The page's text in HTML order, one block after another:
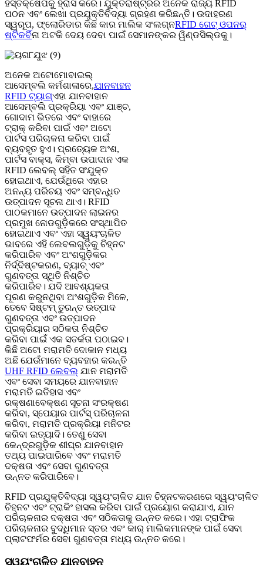
ହସ୍ତକ୍ଷେପକୁ ହ୍ରାସ କରେ। ଯୁକ୍ତରାଷ୍ଟ୍ରର ଅନେକ ରାଜ୍ୟ RFID
ପଠନ ଏବଂ ଲେଖା ପ୍ରଯୁକ୍ତିବିଦ୍ୟା ଗ୍ରହଣ କରିଛନ୍ତି। ଉଦାହରଣ
ସ୍ୱରୂପ, ଫ୍ଲୋରିଡାର କିଛି କାର ମାଲିକ ସଂଲଗ୍ନRFID ଗେଟ୍ ଓପନର୍
ଷ୍ଟିକର୍ବିନା ଅଟକି ଦେୟ ଦେବା ପାଇଁ ସେମାନଙ୍କର ୱିଣ୍ଡସିଲ୍ଡକୁ।
ଅନେକ ଅଟୋମୋବାଇଲ୍
ଆସେମ୍ବଲି କର୍ମଶାଳାରେ,ଯାନବାହନ
RFID ଟ୍ୟାଗ୍ଏହା ଯାନବାହାନ
ଆସେମ୍ବଲି ପ୍ରକ୍ରିୟା ଏବଂ ଯାଞ୍ଚ,
ଗୋଦାମ ଭିତରେ ଏବଂ ବାହାରେ
ଟ୍ରାକ୍ କରିବା ପାଇଁ ଏବଂ ଅଟୋ
ପାର୍ଟସ ପରିଚାଳନା କରିବା ପାଇଁ
ବ୍ୟବହୃତ ହୁଏ। ପ୍ରତ୍ୟେକ ଅଂଶ,
ପାର୍ଟସ ବାକ୍ସ, କିମ୍ବା ଉପାଦାନ ଏକ
RFID ଲେବଲ୍ ସହିତ ସଂଯୁକ୍ତ
ହୋଇଥାଏ, ଯେଉଁଥିରେ ଏହାର
ଅନନ୍ୟ ପରିଚୟ ଏବଂ ସମ୍ବନ୍ଧିତ
ଉତ୍ପାଦନ ସୂଚନା ଥାଏ। RFID
ପାଠକମାନେ ଉତ୍ପାଦନ ଲାଇନର
ପ୍ରମୁଖ ନୋଡଗୁଡ଼ିକରେ ସଂସ୍ଥାପିତ
ହୋଇଥାଏ ଏବଂ ଏହା ସ୍ୱୟଂଚାଳିତ
ଭାବରେ ଏହି ଲେବଲଗୁଡ଼ିକୁ ଚିହ୍ନଟ
କରିପାରିବ ଏବଂ ଅଂଶଗୁଡ଼ିକର
ନିର୍ଦ୍ଦିଷ୍ଟକରଣ, ବ୍ୟାଚ୍ ଏବଂ
ଗୁଣବତ୍ତା ସ୍ଥିତି ନିଶ୍ଚିତ
କରିପାରିବ। ଯଦି ଆବଶ୍ୟକତା
ପୂରଣ କରୁନଥିବା ଅଂଶଗୁଡ଼ିକ ମିଳେ,
ତେବେ ସିଷ୍ଟମ୍ ତୁରନ୍ତ ଉତ୍ପାଦ
ଗୁଣବତ୍ତା ଏବଂ ଉତ୍ପାଦନ
ପ୍ରକ୍ରିୟାର ସଠିକତା ନିଶ୍ଚିତ
କରିବା ପାଇଁ ଏକ ସତର୍କତା ପଠାଇବ।
କିଛି ଅଟୋ ମରାମତି ଦୋକାନ ମଧ୍ୟ
ଅଛି ଯେଉଁମାନେ ବ୍ୟବହାର କରନ୍ତି
UHF RFID ଲେବଲ୍ ଯାନ ମରାମତି
ଏବଂ ସେବା ସମୟରେ ଯାନବାହାନ
ମରାମତି ଇତିହାସ ଏବଂ
ରକ୍ଷଣାବେକ୍ଷଣ ସୂଚନା ସଂରକ୍ଷଣ
କରିବା, ସ୍ପେୟାର ପାର୍ଟସ୍ ପରିଚାଳନା
କରିବା, ମରାମତି ପ୍ରକ୍ରିୟା ମନିଟର
କରିବା ଇତ୍ୟାଦି। ତେଣୁ ସେବା
କେନ୍ଦ୍ରଗୁଡ଼ିକ ଶୀଘ୍ର ଯାନବାହାନ
ତଥ୍ୟ ପାଇପାରିବେ ଏବଂ ମରାମତି
ଦକ୍ଷତା ଏବଂ ସେବା ଗୁଣବତ୍ତା
ଉନ୍ନତ କରିପାରିବେ।
RFID ପ୍ରଯୁକ୍ତିବିଦ୍ୟା ସ୍ୱୟଂଚାଳିତ ଯାନ ଚିହ୍ନଟକରଣରେ ସ୍ୱୟଂଚାଳିତ
ଚିହ୍ନଟ ଏବଂ ଟ୍ରାକିଂ ହାସଲ କରିବା ପାଇଁ ପ୍ରୟୋଗ କରାଯାଏ, ଯାନ
ପରିଚାଳନାର ଦକ୍ଷତା ଏବଂ ସଠିକତାକୁ ଉନ୍ନତ କରେ। ଏହା ଟ୍ରାଫିକ
ପରିଚାଳନାର ବୁଦ୍ଧିମାନ ସ୍ତର ଏବଂ କାର୍ ମାଲିକମାନଙ୍କ ପାଇଁ ସେବା
ପ୍ଲାଟଫର୍ମର ସେବା ଗୁଣବତ୍ତା ମଧ୍ୟ ଉନ୍ନତ କରେ।
ସ୍ୱୟଂଚାଳିତ ଯାନବାହନ